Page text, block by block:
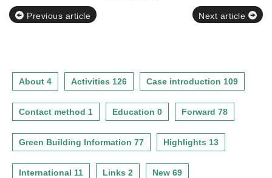
Previous article Next article
About 4 Activities 126 Case introduction 109
Contact method 1 Education 0 Forward 78
Green Building Information 77 Highlights 13
International 11 Links 2 New 69